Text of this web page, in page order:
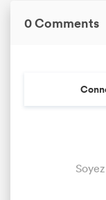
0 Comments